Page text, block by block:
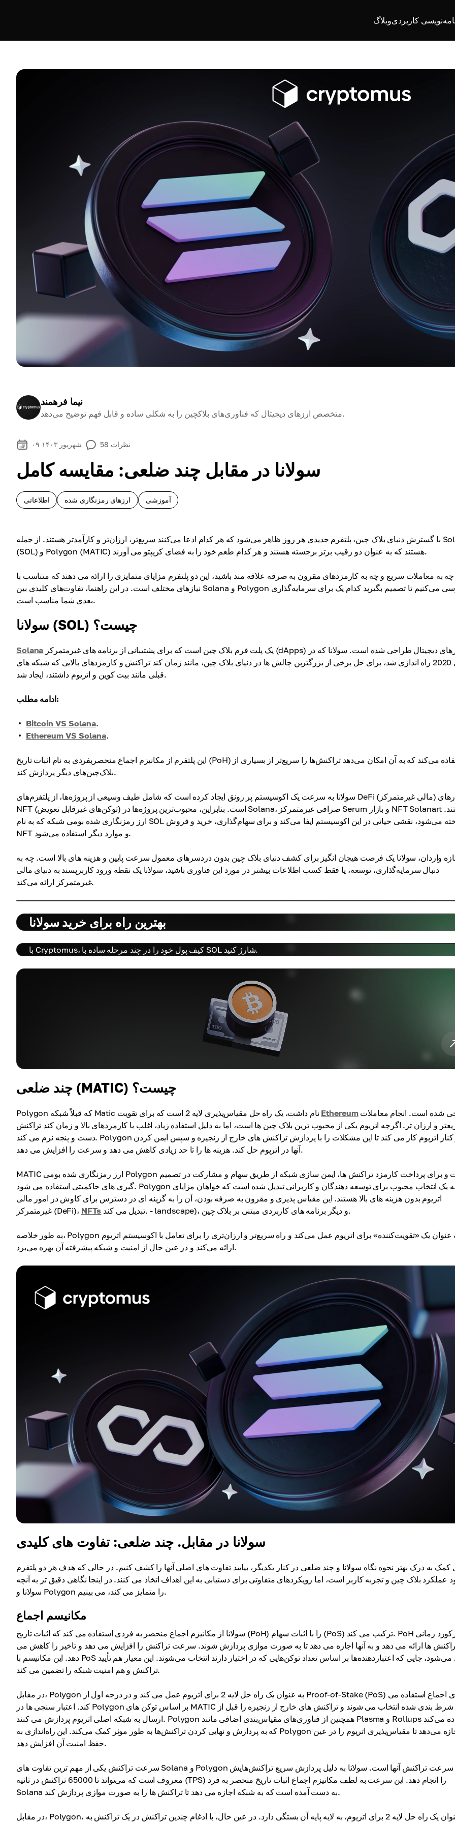
کاربردیوبلاگ
نیما فرهمند
متخصص ارزهای دیجیتال که فناوری‌های بلاکچین را به شکلی ساده و قابل فهم توضیح می‌دهد.
۰۹ شهریور ۱۴۰۳ 58 نظرات
سولانا در مقابل چند ضلعی: مقایسه کامل
اطلاعاتی ارزهای رمزنگاری شده آموزشی
با گسترش دنیای بلاک چین، پلتفرم جدیدی هر روز ظاهر می‌شود که هر کدام ادعا می‌کنند سریع‌تر، ارزان‌تر و کارآمدتر هستند. از جمله Solana
(SOL) و Polygon (MATIC) هستند که به عنوان دو رقیب برتر برجسته هستند و هر کدام طعم خود را به فضای کریپتو می آورند.
چه به معاملات سریع و چه به کارمزدهای مقرون به صرفه علاقه مند باشید، این دو پلتفرم مزایای متمایزی را ارائه می دهند که متناسب با
نیازهای مختلف است. در این راهنما، تفاوت‌های کلیدی بین Solana و Polygon را بررسی می‌کنیم تا تصمیم بگیرید کدام یک برای سرمایه‌گذاری
بعدی شما مناسب است.
سولانا (SOL) چیست؟
Solana
سال 2020 راه اندازی شد، برای حل برخی از بزرگترین چالش ها در دنیای بلاک چین، مانند زمان کند تراکنش و کارمزدهای بالایی که شبکه های
قبلی مانند بیت کوین و اتریوم داشتند، ایجاد شد.
ادامه مطلب:
Bitcoin VS Solana.
Ethereum VS Solana.
این پلتفرم از مکانیزم اجماع منحصربفردی به نام اثبات تاریخ (PoH) استفاده می‌کند که به آن امکان می‌دهد تراکنش‌ها را سریع‌تر از بسیاری از
بلاک‌چین‌های دیگر پردازش کند.
سولانا به سرعت یک اکوسیستم پر رونق ایجاد کرده است که شامل طیف وسیعی از پروژه‌ها، از پلتفرم‌های DeFi (مالی غیرمتمرکز) تا بازارهای
NFT (توکن‌های غیرقابل تعویض) است. بنابراین، محبوب‌ترین پروژه‌ها در Solana، صرافی غیرمتمرکز Serum و بازار NFT Solanart هستند.
ارز رمزنگاری شده بومی شبکه که به نام SOL شناخته می‌شود، نقشی حیاتی در این اکوسیستم ایفا می‌کند و برای سهام‌گذاری، خرید و فروش
NFT و موارد دیگر استفاده می‌شود.
واردان، سولانا یک فرصت هیجان انگیز برای کشف دنیای بلاک چین بدون دردسرهای معمول سرعت پایین و هزینه های بالا است. چه به
دنبال سرمایه‌گذاری، توسعه، یا فقط کسب اطلاعات بیشتر در مورد این فناوری باشید، سولانا یک نقطه ورود کاربرپسند به دنیای مالی
غیرمتمرکز ارائه می‌کند.
بهترین راه برای خرید سولانا
با Cryptomus، کیف پول خود را در چند مرحله ساده با SOL شارژ کنید.
چند ضلعی (MATIC) چیست؟
Ethereumطراحی شده است. انجام معاملات
و ارزان تر. اگرچه اتریوم یکی از محبوب ترین بلاک چین ها است، اما به دلیل استفاده زیاد، اغلب با کارمزدهای بالا و زمان کند تراکنش
دست و پنجه نرم می کند. Polygon در کنار اتریوم کار می کند تا این مشکلات را با پردازش تراکنش های خارج از زنجیره و سپس ایمن کردن
آنها در اتریوم حل کند. هزینه ها را تا حد زیادی کاهش می دهد و سرعت را افزایش می دهد.
MATIC ارز رمزنگاری شده بومی Polygon است و برای پرداخت کارمزد تراکنش ها، ایمن سازی شبکه از طریق سهام و مشارکت در تصمیم
گیری های حاکمیتی استفاده می شود. Polygon به یک انتخاب محبوب برای توسعه دهندگان و کاربرانی تبدیل شده است که خواهان مزایای
اتریوم بدون هزینه های بالا هستند. این مقیاس پذیری و مقرون به صرفه بودن، آن را به گزینه ای در دسترس برای کاوش در امور مالی
غیرمتمرکز (DeFi)، NFTs تبدیل می کند. - landscape)، و دیگر برنامه های کاربردی مبتنی بر بلاک چین.
به طور خلاصه، Polygon به عنوان یک «تقویت‌کننده» برای اتریوم عمل می‌کند و راه سریع‌تر و ارزان‌تری را برای تعامل با اکوسیستم اتریوم
ارائه می‌کند و در عین حال از امنیت و شبکه پیشرفته آن بهره می‌برد.
سولانا در مقابل. چند ضلعی: تفاوت های کلیدی
کمک به درک بهتر نحوه نگاه سولانا و چند ضلعی در کنار یکدیگر، بیایید تفاوت های اصلی آنها را کشف کنیم. در حالی که هدف هر دو پلتفرم
عملکرد بلاک چین و تجربه کاربر است، اما رویکردهای متفاوتی برای دستیابی به این اهداف اتخاذ می کنند. در اینجا نگاهی دقیق تر به آنچه
سولانا و Polygon را متمایز می کند، می بینیم.
مکانیسم اجماع
سولانا از مکانیزم اجماع منحصر به فردی استفاده می کند که اثبات تاریخ (PoH) را با اثبات سهام (PoS) ترکیب می کند. PoH یک رکورد زمانی
ها ارائه می دهد و به آنها اجازه می دهد تا به صورت موازی پردازش شوند. سرعت تراکنش را افزایش می دهد و تاخیر را کاهش می
دهد. این مکانیسم با PoS تکمیل می‌شود، جایی که اعتباردهنده‌ها بر اساس تعداد توکن‌هایی که در اختیار دارند انتخاب می‌شوند. این معیار هم تأیید
تراکنش و هم امنیت شبکه را تضمین می کند.
در مقابل، Polygon به عنوان یک راه حل لایه 2 برای اتریوم عمل می کند و در درجه اول از Proof-of-Stake (PoS) برای اجماع استفاده می
کند. اعتبار سنجی ها در Polygon بر اساس توکن های MATIC شرط بندی شده انتخاب می شوند و تراکنش های خارج از زنجیره را قبل از
ارسال به شبکه اصلی اتریوم پردازش می کنند. Polygon همچنین از فناوری‌های مقیاس‌بندی اضافی مانند Plasma و Rollups استفاده می‌کند
که به پردازش و نهایی کردن تراکنش‌ها به طور موثر کمک می‌کند. این راه‌اندازی به Polygon اجازه می‌دهد تا مقیاس‌پذیری اتریوم را در عین
حفظ امنیت آن افزایش دهد.
سرعت تراکنش یکی از مهم ترین تفاوت های Solana و Polygon سرعت تراکنش آنها است. سولانا به دلیل پردازش سریع تراکنش‌هایش
معروف است که می‌تواند تا 65000 تراکنش در ثانیه (TPS) را انجام دهد. این سرعت به لطف مکانیزم اجماع اثبات تاریخ منحصر به فرد
Solana به دست آمده است که به شبکه اجازه می دهد تا تراکنش ها را به صورت موازی پردازش کند.
در مقابل، Polygon، به عنوان یک راه حل لایه 2 برای اتریوم، به لایه پایه آن بستگی دارد. در عین حال، با ادغام چندین تراکنش در یک تراکنش به